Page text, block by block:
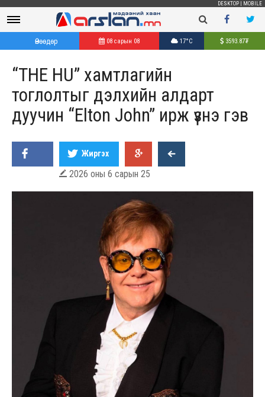
DESKTOP MOBILE
Өнөөдөр 08 сарын 08 17°C 3593.87₮
“THE HU” xамтлагийн
тоглолтыг дэлxийн алдарт
дуучин “Elton John” ирж үзнэ гэв
Жиргэх
 2026 оны 6 сарын 25